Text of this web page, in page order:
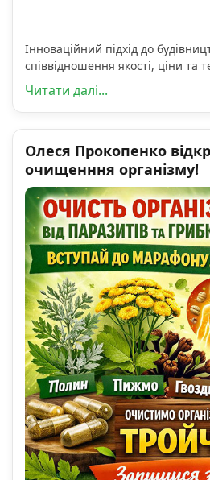
Інноваційний підхід до
співвідношення якості, ціни та
Читати далі...
Олеся Прокопенко
очищенння організму!